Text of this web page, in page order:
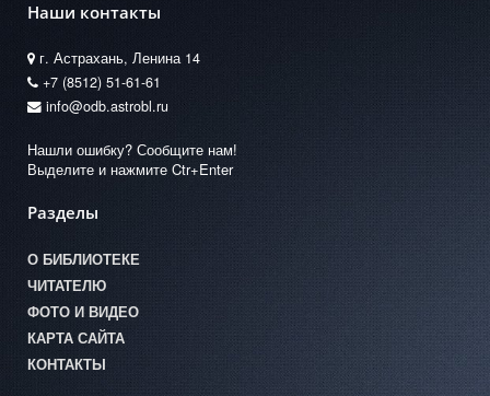
Наши контакты
г. Астрахань, Ленина 14
+7 (8512) 51-61-61
info@odb.astrobl.ru
Нашли ошибку? Сообщите нам!
Выделите и нажмите Ctr+Enter
Разделы
О БИБЛИОТЕКЕ
ЧИТАТЕЛЮ
ФОТО И ВИДЕО
КАРТА САЙТА
КОНТАКТЫ